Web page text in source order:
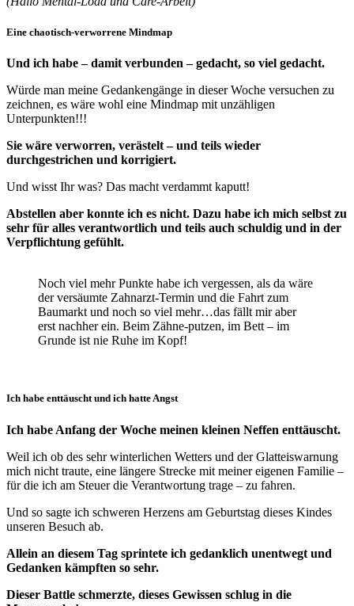
Eine chaotisch-verworrene Mindmap
Und ich habe – damit verbunden – gedacht, so viel gedacht.
Würde man meine Gedankengänge in dieser Woche versuchen zu
zeichnen, es wäre wohl eine Mindmap mit unzähligen
Unterpunkten!!!
Sie wäre verworren, verästelt – und teils wieder
durchgestrichen und korrigiert.
Und wisst Ihr was? Das macht verdammt kaputt!
Abstellen aber konnte ich es nicht. Dazu habe ich mich selbst zu
sehr für alles verantwortlich und teils auch schuldig und in der
Verpflichtung gefühlt.
Noch viel mehr Punkte habe ich vergessen, als da wäre
der versäumte Zahnarzt-Termin und die Fahrt zum
Baumarkt und noch so viel mehr…das fällt mir aber
erst nachher ein. Beim Zähne-putzen, im Bett – im
Grunde ist nie Ruhe im Kopf!
Ich habe enttäuscht und ich hatte Angst
Ich habe Anfang der Woche meinen kleinen Neffen enttäuscht.
Weil ich ob des sehr winterlichen Wetters und der Glatteiswarnung
mich nicht traute, eine längere Strecke mit meiner eigenen Familie –
für die ich am Steuer die Verantwortung trage – zu fahren.
Und so sagte ich schweren Herzens am Geburtstag dieses Kindes
unseren Besuch ab.
Allein an diesem Tag sprintete ich gedanklich unentwegt und
Gedanken kämpften so sehr.
Dieser Battle schmerzte, dieses Gewissen schlug in die